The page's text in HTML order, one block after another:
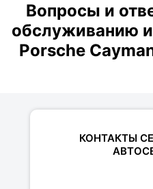
Вопросы и
обслуживанию
Porsche
КОНТАКТЫ